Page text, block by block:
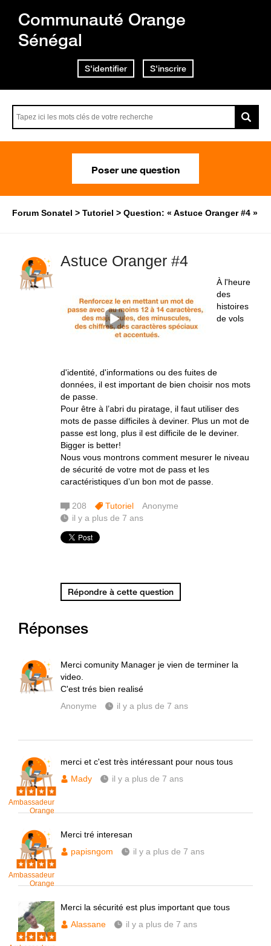
Communauté Orange
Sénégal
S'identifier S'inscrire
Poser une question
Forum Sonatel Tutoriel Question: « Astuce Oranger #4 »
Astuce Oranger #4
À l'heure
des
histoires
de vols
d'identité, d'informations ou des fuites de
données, il est important de bien choisir nos mots
de passe.
Pour être à l’abri du piratage, il faut utiliser des
mots de passe difficiles à deviner. Plus un mot de
passe est long, plus il est difficile de le deviner.
Bigger is better!
Nous vous montrons comment mesurer le niveau
de sécurité de votre mot de pass et les
caractéristiques d’un bon mot de passe.
208 Tutoriel
Anonyme
il y a plus de 7 ans
Répondre à cette question
Réponses
Merci comunity Manager je vien de terminer la
video.
C'est trés bien realisé
Anonyme
il y a plus de 7 ans
Ambassadeur
Orange
merci et c'est très intéressant pour nous tous
Mady
il y a plus de 7 ans
Ambassadeur
Orange
Merci tré interesan
papisngom
il y a plus de 7 ans
Merci la sécurité est plus important que tous
Alassane
il y a plus de 7 ans